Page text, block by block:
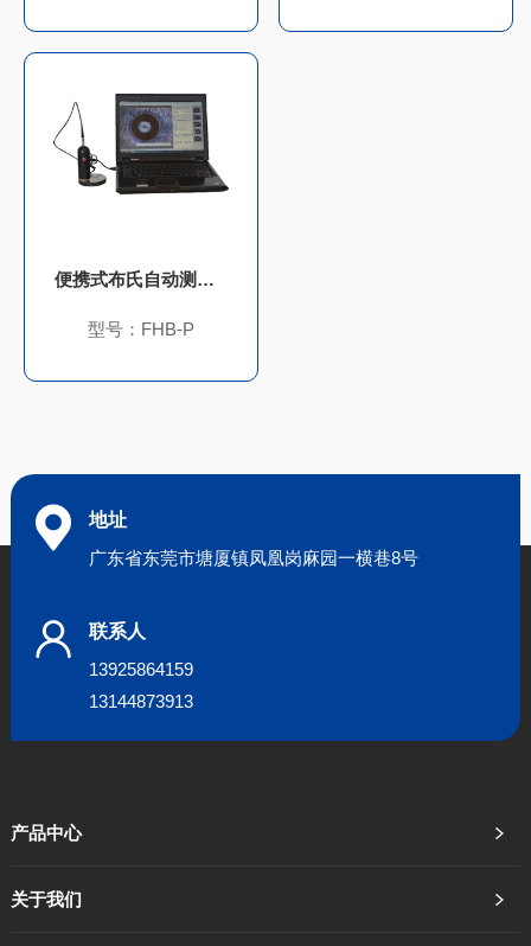
便携式布氏自动测量系统
型号：FHB-P
地址
广东省东莞市塘厦镇凤凰岗麻园一横巷8号
联系人
13925864159
13144873913
产品中心
关于我们